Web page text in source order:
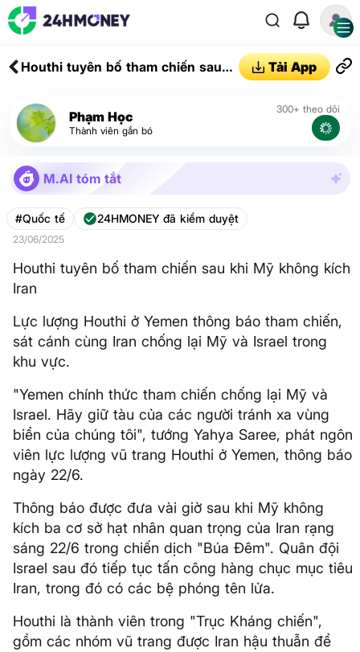
Houthi tuyên bố tham chiến sau
Tải App
Phạm Học
Thành viên gắn bó
300+ theo dõi
M.AI tóm tắt
#Quốc tế 24HMONEY đã kiểm duyệt
23/06/2025
Houthi tuyên bố tham chiến sau khi Mỹ không kích
Iran
Lực lượng Houthi ở Yemen thông báo tham chiến,
sát cánh cùng Iran chống lại Mỹ và Israel trong
khu vực.
"Yemen chính thức tham chiến chống lại Mỹ và
Israel. Hãy giữ tàu của các người tránh xa vùng
biển của chúng tôi", tướng Yahya Saree, phát ngôn
viên lực lượng vũ trang Houthi ở Yemen, thông báo
ngày 22/6.
Thông báo được đưa vài giờ sau khi Mỹ không
kích ba cơ sở hạt nhân quan trọng của Iran rạng
sáng 22/6 trong chiến dịch "Búa Đêm". Quân đội
Israel sau đó tiếp tục tấn công hàng chục mục tiêu
Iran, trong đó có các bệ phóng tên lửa.
Houthi là thành viên trong "Trục Kháng chiến",
gồm các nhóm vũ trang được Iran hậu thuẫn để